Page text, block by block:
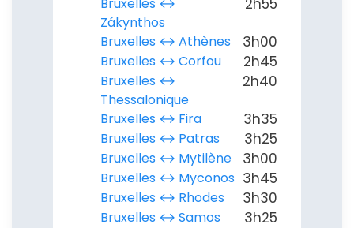
Zákynthos
Bruxelles ↔︎ Athènes 3h00
Bruxelles ↔︎ Corfou 2h45
Bruxelles ↔︎
Thessalonique
2h40
Bruxelles ↔︎ Fira 3h35
Bruxelles ↔︎ Patras 3h25
Bruxelles ↔︎ Mytilène 3h00
Bruxelles ↔︎ Myconos 3h45
Bruxelles ↔︎ Rhodes 3h30
Bruxelles ↔︎ Samos 3h25